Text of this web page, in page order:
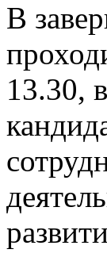
В
13.30,